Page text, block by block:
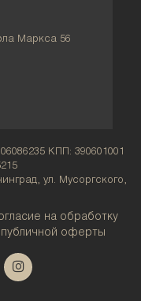
Маркса 56
КПП: 390601001
ул. Мусоргского,
на обработку
оферты